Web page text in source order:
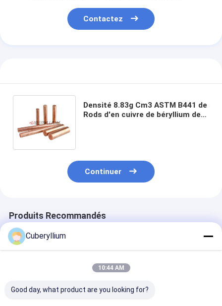
Contactez
Densité 8.83g Cm3 ASTM B441 de
Rods d'en cuivre de béryllium de
Continuer
Produits Recommandés
Cuberyllium
10:44 AM
Good day, what product are you looking for?